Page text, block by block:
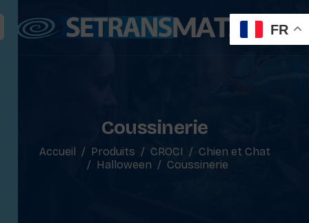
Coussinerie
Accueil Produits CROCI
Chien et Chat
Halloween
Coussinerie
FR